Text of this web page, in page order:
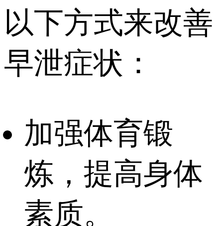
以下方式来改善
早泄症状：
加强体育锻
炼，提高身体
素质。